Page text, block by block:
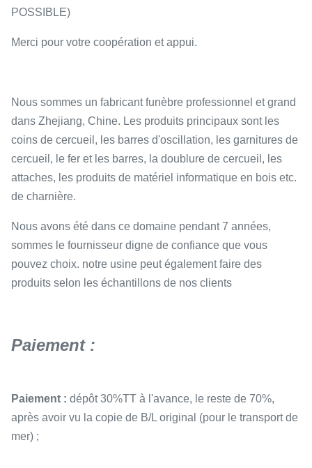
POSSIBLE)
Merci pour votre coopération et appui.
Nous sommes un fabricant funèbre professionnel et grand
dans Zhejiang, Chine. Les produits principaux sont les
coins de cercueil, les barres d'oscillation, les garnitures de
cercueil, le fer et les barres, la doublure de cercueil, les
attaches, les produits de matériel informatique en bois etc.
de charnière.
Nous avons été dans ce domaine pendant 7 années,
sommes le fournisseur digne de confiance que vous
pouvez choix. notre usine peut également faire des
produits selon les échantillons de nos clients
Paiement :
Paiement : dépôt 30%TT à l'avance, le reste de 70%,
après avoir vu la copie de B/L original (pour le transport de
mer) ;